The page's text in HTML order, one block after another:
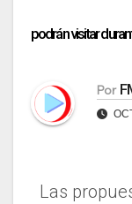
podrán visitar
Por
Las